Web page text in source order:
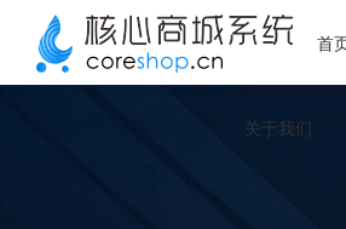
首
关于我们